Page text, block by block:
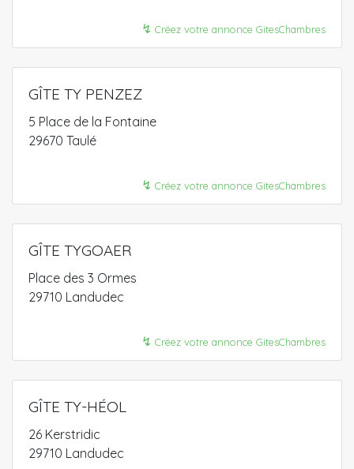
↯ Créez votre annonce GitesChambres
GÎTE TY PENZEZ
5 Place de la Fontaine
29670 Taulé
↯ Créez votre annonce GitesChambres
GÎTE TYGOAER
Place des 3 Ormes
29710 Landudec
↯ Créez votre annonce GitesChambres
GÎTE TY-HÉOL
26 Kerstridic
29710 Landudec